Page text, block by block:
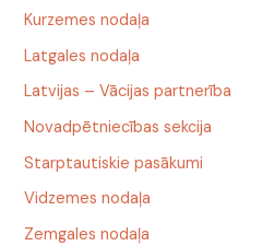
Kurzemes nodaļa
Latgales nodaļa
Latvijas – Vācijas partnerība
Novadpētniecības sekcija
Starptautiskie pasākumi
Vidzemes nodaļa
Zemgales nodaļa